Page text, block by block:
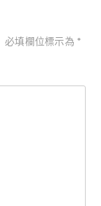
必填欄位標示為 *